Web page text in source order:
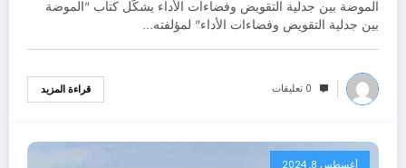
الموضة بين جدلية التقويض وفضاءات الأداء يشكّل كتاب "الموضة
بين جدلية التقويض وفضاءات الأداء" لمؤلفته…
0 تعليقات قراءة المزيد
أغسطس 8, 2024